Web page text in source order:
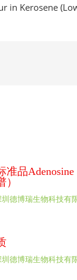
Kerosene
准品
圳德博瑞生物科技有
圳德博瑞生物科技有